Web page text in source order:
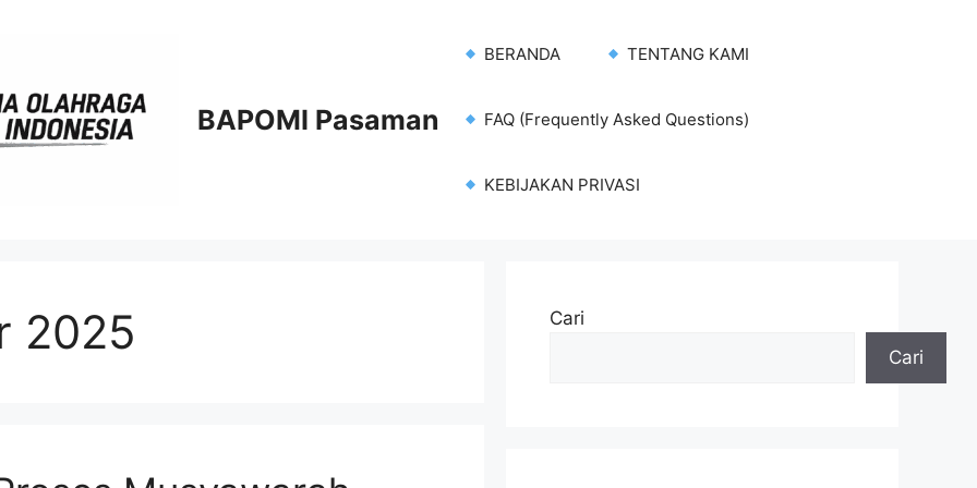
BAPOMI Pasaman
BERANDA TENTANG KAMI
FAQ (Frequently Asked Questions)
KEBIJAKAN PRIVASI
2025
Cari
Cari